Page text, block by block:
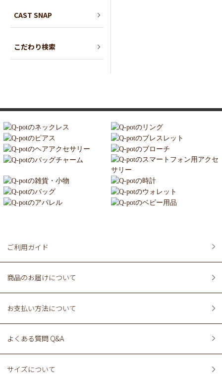
CAST SNAP
こだわり検索
ご利用ガイド
商品のお届けについて
お支払い方法について
よくある質問 Q&A
サイズについて